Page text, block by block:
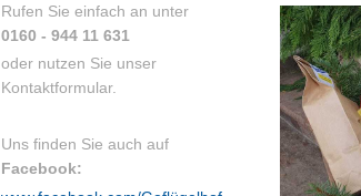
Rufen Sie einfach an unter
0160 - 944 11 631
oder nutzen Sie unser
Kontaktformular.
Uns finden Sie auch auf
Facebook: